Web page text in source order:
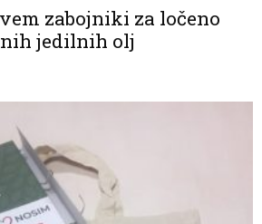
zabojniki za ločeno
jedilnih olj